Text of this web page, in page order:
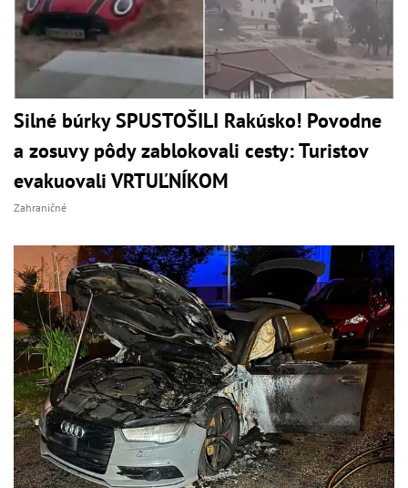
Silné búrky SPUSTOŠILI Rakúsko! Povodne
a zosuvy pôdy zablokovali cesty: Turistov
evakuovali VRTUĽNÍKOM
Zahraničné